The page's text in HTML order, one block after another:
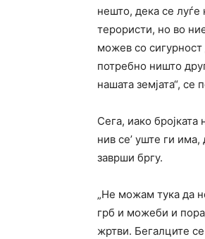
нешто, дека се
терористи, но во
можев со
потребно ништо
нашата земјата“, се
Сега, иако
нив се’ уште ги
заврши бргу.
„Не можам тука да
грб и можеби и
жртви. Бегалците